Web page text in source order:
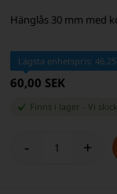
Hänglås 30 mm med
Lägsta enhetspris: 46,25
60,00 SEK
Finns i lager Vi
- +